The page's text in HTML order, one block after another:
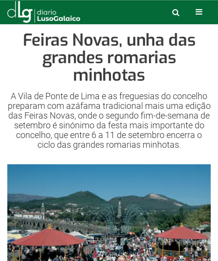
Feiras Novas, unha das
grandes romarias
minhotas
A Vila de Ponte de Lima e as freguesias do concelho
preparam com azáfama tradicional mais uma edição
das Feiras Novas, onde o segundo fim-de-semana de
setembro é sinónimo da festa mais importante do
concelho, que entre 6 a 11 de setembro encerra o
ciclo das grandes romarias minhotas.